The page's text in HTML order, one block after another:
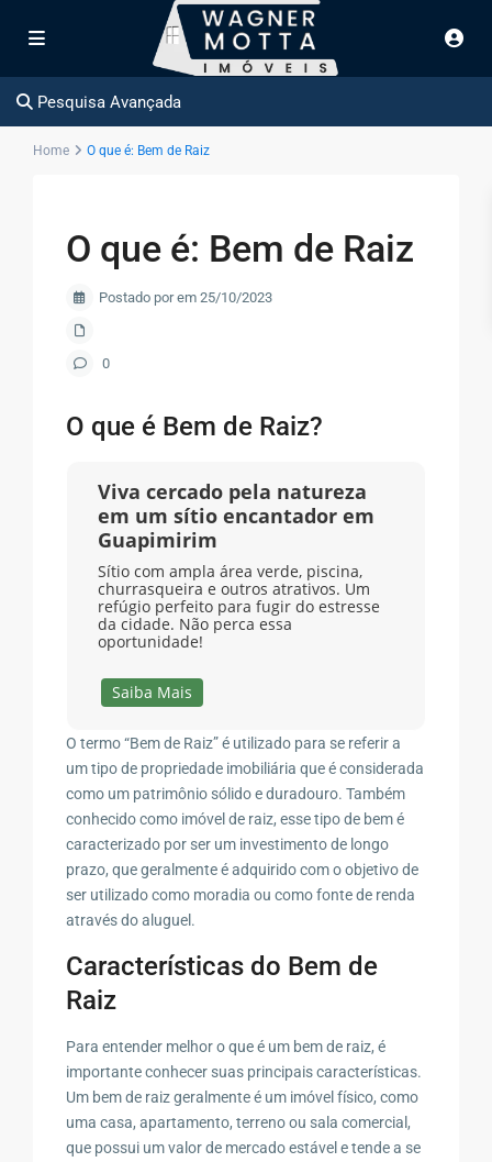
Pesquisa Avançada
Home O que é: Bem de Raiz
O que é: Bem de Raiz
Postado por em 25/10/2023
0
O que é Bem de Raiz?
Viva cercado pela natureza
em um sítio encantador em
Guapimirim
Sítio com ampla área verde, piscina,
churrasqueira e outros atrativos. Um
refúgio perfeito para fugir do estresse
da cidade. Não perca essa
oportunidade!
Saiba Mais
O termo “Bem de Raiz” é utilizado para se referir a
um tipo de propriedade imobiliária que é considerada
como um patrimônio sólido e duradouro. Também
conhecido como imóvel de raiz, esse tipo de bem é
caracterizado por ser um investimento de longo
prazo, que geralmente é adquirido com o objetivo de
ser utilizado como moradia ou como fonte de renda
através do aluguel.
Características do Bem de
Raiz
Para entender melhor o que é um bem de raiz, é
importante conhecer suas principais características.
Um bem de raiz geralmente é um imóvel físico, como
uma casa, apartamento, terreno ou sala comercial,
que possui um valor de mercado estável e tende a se